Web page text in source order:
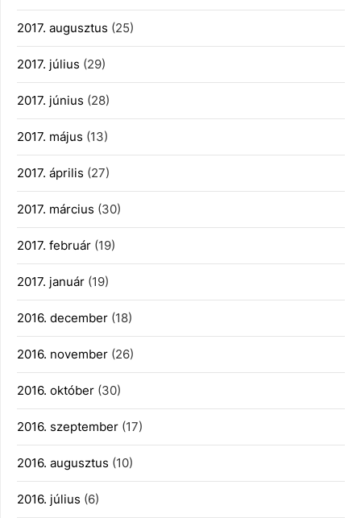
2017. augusztus (25)
2017. július (29)
2017. június (28)
2017. május (13)
2017. április (27)
2017. március (30)
2017. február (19)
2017. január (19)
2016. december (18)
2016. november (26)
2016. október (30)
2016. szeptember (17)
2016. augusztus (10)
2016. július (6)